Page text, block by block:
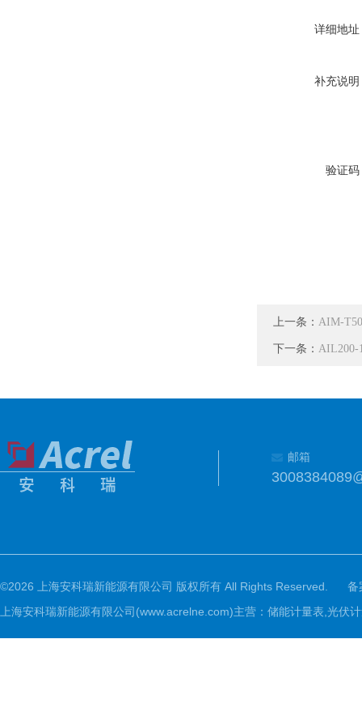
详细地址
补充说明
验证码
上一条： AIM-
下一条： AIL200-
邮箱
©2026 上海安科瑞新能源有限公司 版权所有 All Rights Reserved.
备
上海安科瑞新能源有限公司(www.acrelne.com)主营：储能计量表,光伏